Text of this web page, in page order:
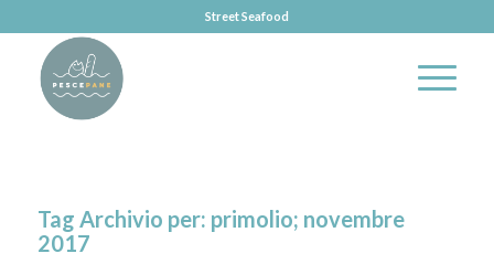
Street Seafood
Tag Archivio per: primolio; novembre
2017